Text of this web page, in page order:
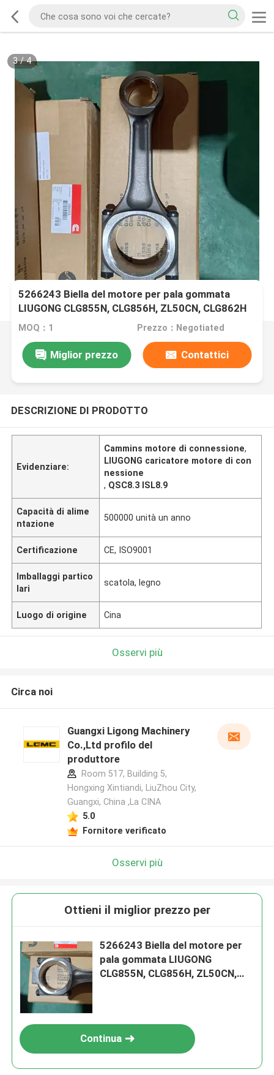
3/4
5266243 Biella del motore per pala gommata
LIUGONG CLG855N, CLG856H, ZL50CN, CLG862H
Motore QSC8.3, ISL8.9, QSL9
MOQ：1 Prezzo：Negotiated
Miglior prezzo Contattici
DESCRIZIONE DI PRODOTTO
Evidenziare:
Cammins motore di connessione,
LIUGONG caricatore motore di con
nessione
, QSC8.3 ISL8.9
Capacità di alime
ntazione
500000 unità un anno
Certificazione CE, ISO9001
Imballaggi partico
lari
scatola, legno
Luogo di origine Cina
Osservi più
Circa noi
Guangxi Ligong Machinery
Co.,Ltd profilo del
produttore
Room 517, Building 5,
Hongxing Xintiandi, LiuZhou City,
Guangxi, China ,La CINA
5.0
Fornitore verificato
Osservi più
Ottieni il miglior prezzo per
5266243 Biella del motore per
pala gommata LIUGONG
CLG855N, CLG856H, ZL50CN,
Continua